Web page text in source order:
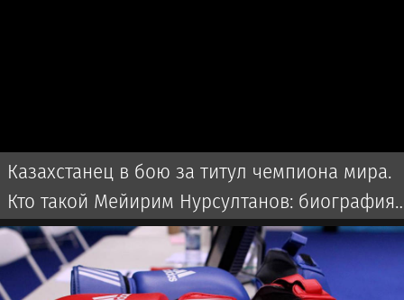
Казахстанец в бою за титул чемпиона мира.
Кто такой Мейирим Нурсултанов: биография,
бои